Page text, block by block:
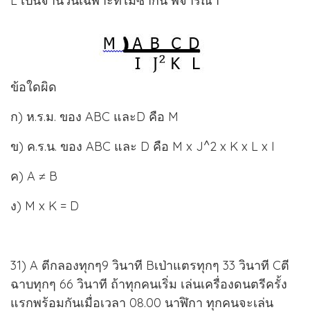
ข้อใดผิด
ก) ห.ร.ม. ของ ABC และD คือ M
ข) ค.ร.น. ของ ABC และ D คือ M x J^2 x K x L x I
ค) A ≠ B
ง) M x K = D
31) A ตีกลองทุกๆ9 วินาที Bเป่าแตรทุกๆ 33 วินาที Cตี
ฉาบทุกๆ 66 วินาที ถ้าทุกคนเริ่ม เล่นเครื่องดนตรีครั้ง
แรกพร้อมกันเมื่อเวลา 08.00 นาฬิกา ทุกคนจะเล่น